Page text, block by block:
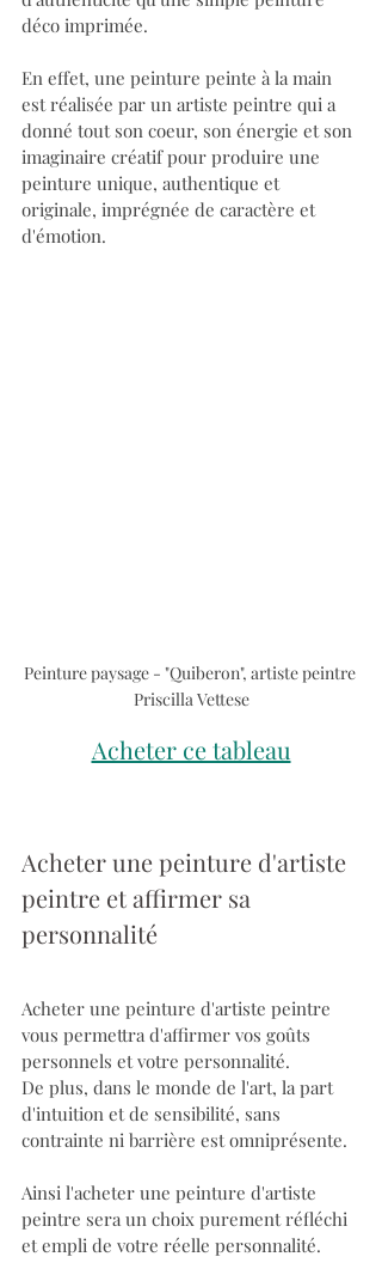
déco imprimée.
En effet, une peinture peinte à la main
est réalisée par un artiste peintre qui a
donné tout son coeur, son énergie et son
imaginaire créatif pour produire une
peinture unique, authentique et
originale, imprégnée de caractère et
d'émotion.
Peinture paysage - "Quiberon", artiste peintre
Priscilla Vettese
Acheter ce tableau
Acheter une peinture d'artiste
peintre et affirmer sa
personnalité
Acheter une peinture d'artiste peintre
vous permettra d'affirmer vos goûts
personnels et votre personnalité.
De plus, dans le monde de l'art, la part
d'intuition et de sensibilité, sans
contrainte ni barrière est omniprésente.
Ainsi l'acheter une peinture d'artiste
peintre sera un choix purement réfléchi
et empli de votre réelle personnalité.